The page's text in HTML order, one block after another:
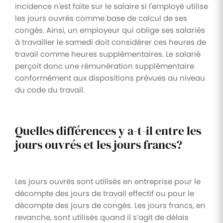
incidence n'est faite sur le salaire si l'employé utilise
les jours ouvrés comme base de calcul de ses
congés. Ainsi, un employeur qui oblige ses salariés
à travailler le samedi doit considérer ces heures de
travail comme heures supplémentaires. Le salarié
perçoit donc une rémunération supplémentaire
conformément aux dispositions prévues au niveau
du code du travail.
Quelles différences y a-t-il entre les
jours ouvrés et les jours francs?
Les jours ouvrés sont utilisés en entreprise pour le
décompte des jours de travail effectif ou pour le
décompte des jours de congés. Les jours francs, en
revanche, sont utilisés quand il s’agit de délais